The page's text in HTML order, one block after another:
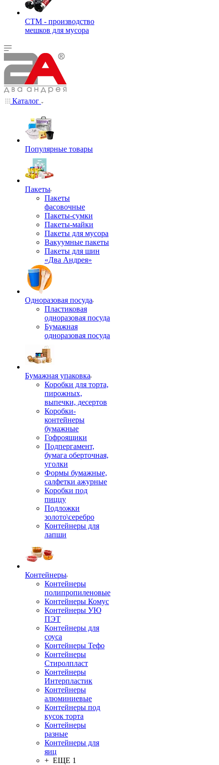
СТМ - производство
мешков для мусора
Каталог
Популярные товары
Пакеты
Пакеты
фасовочные
Пакеты-сумки
Пакеты-майки
Пакеты для мусора
Вакуумные пакеты
Пакеты для шин
«Два Андрея»
Одноразовая посуда
Пластиковая
одноразовая посуда
Бумажная
одноразовая посуда
Бумажная упаковка
Коробки для торта,
пирожных,
выпечки, десертов
Коробки-
контейнеры
бумажные
Гофроящики
Подпергамент,
бумага оберточная,
уголки
Формы бумажные,
салфетки ажурные
Коробки под
пиццу
Подложки
золото\серебро
Контейнеры для
лапши
Контейнеры
Контейнеры
полипропиленовые
Контейнеры Комус
Контейнеры УЮ
ПЭТ
Контейнеры для
соуса
Контейнеры Тефо
Контейнеры
Стиролпласт
Контейнеры
Интерпластик
Контейнеры
алюминиевые
Контейнеры под
кусок торта
Контейнеры
разные
Контейнеры для
яиц
+ ЕЩЕ 1